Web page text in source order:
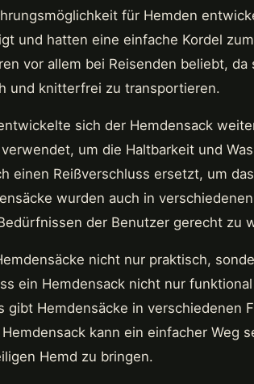
für Hemden
und hatten eine einfache Kordel
vor allem bei Reisenden beliebt,
und knitterfrei zu transportieren.
sich der Hemdensack
um die Haltbarkeit und
einen Reißverschluss ersetzt, um
wurden auch in
der Benutzer gerecht zu
nicht nur praktisch,
ein Hemdensack nicht nur
gibt Hemdensäcke in verschiedenen
kann ein einfacher Weg
Hemd zu bringen.